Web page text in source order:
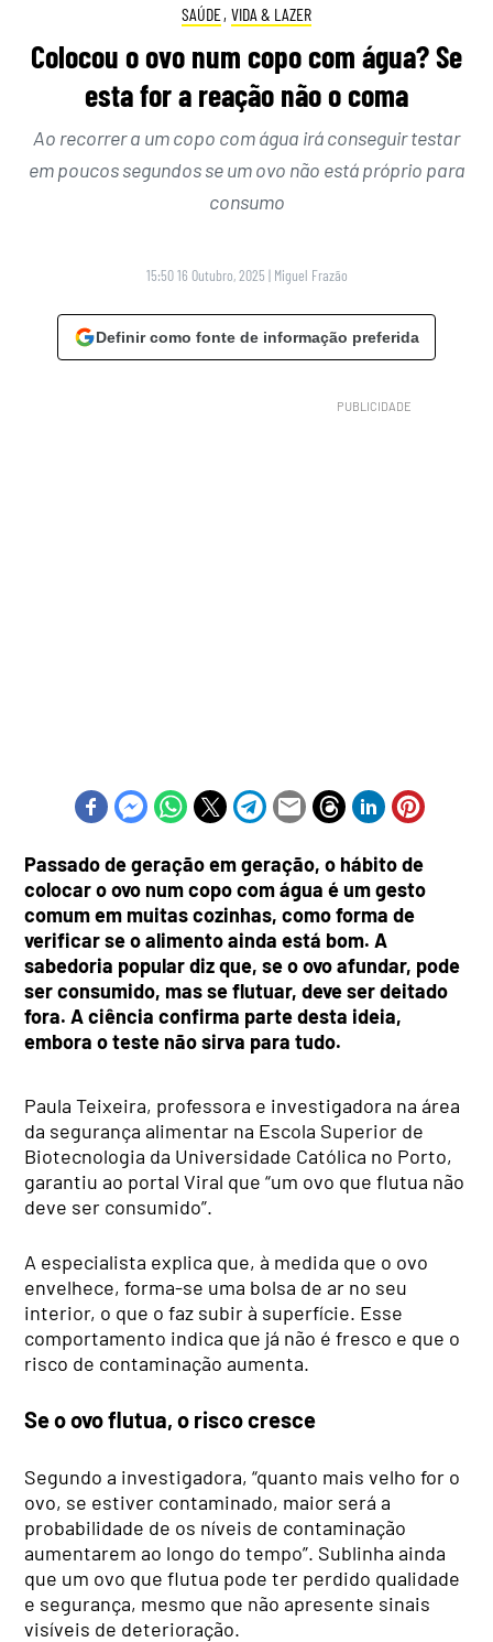
SAÚDE, VIDA & LAZER
Colocou o ovo num copo com água? Se
esta for a reação não o coma
Ao recorrer a um copo com água irá conseguir testar
em poucos segundos se um ovo não está próprio para
consumo
15:50 16 Outubro, 2025 | Miguel Frazão
Definir como fonte de informação preferida
Passado de geração em geração, o hábito de
colocar o ovo num copo com água é um gesto
comum em muitas cozinhas, como forma de
verificar se o alimento ainda está bom. A
sabedoria popular diz que, se o ovo afundar, pode
ser consumido, mas se flutuar, deve ser deitado
fora. A ciência confirma parte desta ideia,
embora o teste não sirva para tudo.
Paula Teixeira, professora e investigadora na área
da segurança alimentar na Escola Superior de
Biotecnologia da Universidade Católica no Porto,
garantiu ao portal Viral que “um ovo que flutua não
deve ser consumido”.
A especialista explica que, à medida que o ovo
envelhece, forma-se uma bolsa de ar no seu
interior, o que o faz subir à superfície. Esse
comportamento indica que já não é fresco e que o
risco de contaminação aumenta.
Se o ovo flutua, o risco cresce
Segundo a investigadora, “quanto mais velho for o
ovo, se estiver contaminado, maior será a
probabilidade de os níveis de contaminação
aumentarem ao longo do tempo”. Sublinha ainda
que um ovo que flutua pode ter perdido qualidade
e segurança, mesmo que não apresente sinais
visíveis de deterioração.